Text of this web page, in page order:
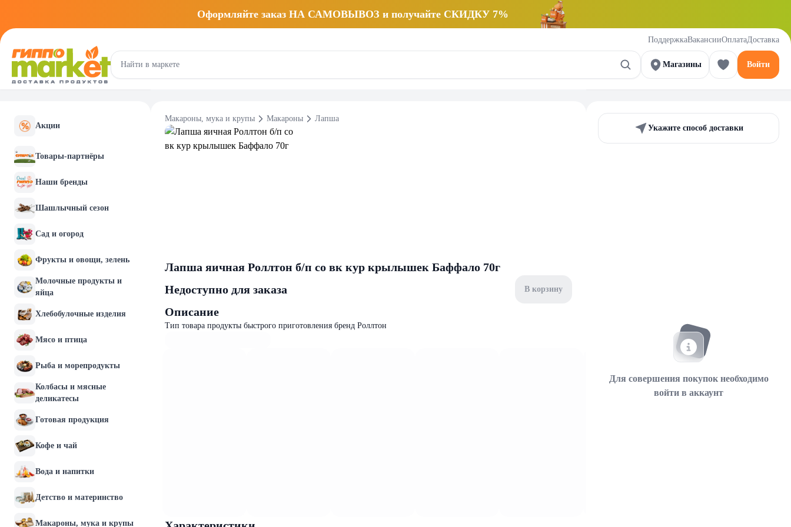
Оформляйте заказ НА САМОВЫВОЗ и получайте СКИДКУ 7%
ПоддержкаВакансииОплатаДоставка
Магазины Войти
Акции
Товары-партнёры
Наши бренды
Шашлычный сезон
Сад и огород
Фрукты и овощи, зелень
Молочные продукты и
яйца
Хлебобулочные изделия
Мясо и птица
Рыба и морепродукты
Колбасы и мясные
деликатесы
Готовая продукция
Кофе и чай
Вода и напитки
Детство и материнство
Макароны, мука и крупы
Макароны, мука и крупы Макароны Лапша
Лапша яичная Роллтон б/п со вк кур крылышек Баффало 70г
Недоступно для заказа
В корзину
Описание
Тип товара продукты быстрого приготовления бренд Роллтон
Укажите способ доставки
Для совершения покупок необходимо
войти в аккаунт